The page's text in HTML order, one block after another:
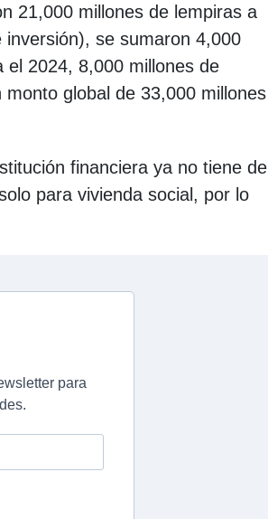
21,000 millones de lempiras a
se sumaron 4,000
el 2024, 8,000 millones de
global de 33,000 millones
financiera ya no tiene de
para vivienda social, por lo